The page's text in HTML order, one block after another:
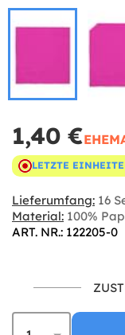
1,40 €
LETZTE
Lieferumfang: 16
Material: 100%
ART. NR.: 122205-0